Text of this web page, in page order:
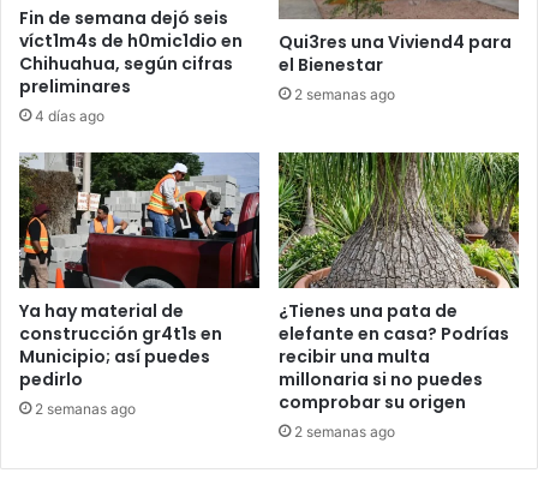
Fin de semana dejó seis
víct1m4s de h0mic1dio en
Chihuahua, según cifras
preliminares
4 días ago
Qui3res una Viviend4 para
el Bienestar
2 semanas ago
Ya hay material de
construcción gr4t1s en
Municipio; así puedes
pedirlo
2 semanas ago
¿Tienes una pata de
elefante en casa? Podrías
recibir una multa
millonaria si no puedes
comprobar su origen
2 semanas ago